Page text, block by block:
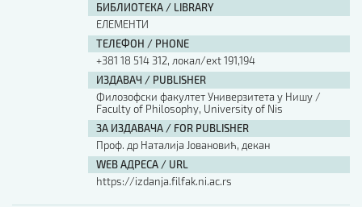
БИБЛИОТЕКА / LIBRARY
ЕЛЕМЕНТИ
ТЕЛЕФОН / PHONE
+381 18 514 312, локал/ext 191,194
ИЗДАВАЧ / PUBLISHER
Филозофски факултет Универзитета у Нишу /
Faculty of Philosophy, University of Nis
ЗА ИЗДАВАЧА / FOR PUBLISHER
Проф. др Наталија Јовановић, декан
WEB АДРЕСА / URL
https://izdanja.filfak.ni.ac.rs